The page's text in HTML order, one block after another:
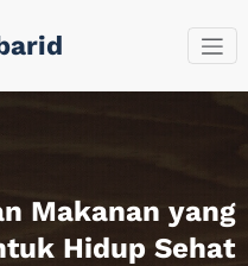
Makanan yang
Hidup Sehat